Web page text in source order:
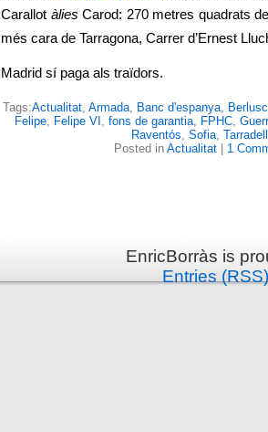
Carallot àlies Carod: 270 metres quadrats
més cara de Tarragona, Carrer d’Ernest
Madrid sí paga als traïdors.
Tags:Actualitat, Armada, Banc d'espanya,
Felipe, Felipe VI , fons de garantia, FPHC,
Raventós, Sofia,
Posted in Actualitat 1
EnricBorràs is
Entries (RSS)